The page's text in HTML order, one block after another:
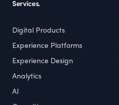
Services.
Digital Products
Experience Platforms
Experience Design
Analytics
AI